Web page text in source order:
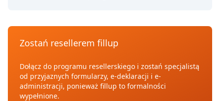
Zostań resellerem fillup
Dołącz do programu resellerskiego i zostań specjalistą
od przyjaznych formularzy, e-deklaracji i e-
administracji, ponieważ fillup to formalności
wypełnione.